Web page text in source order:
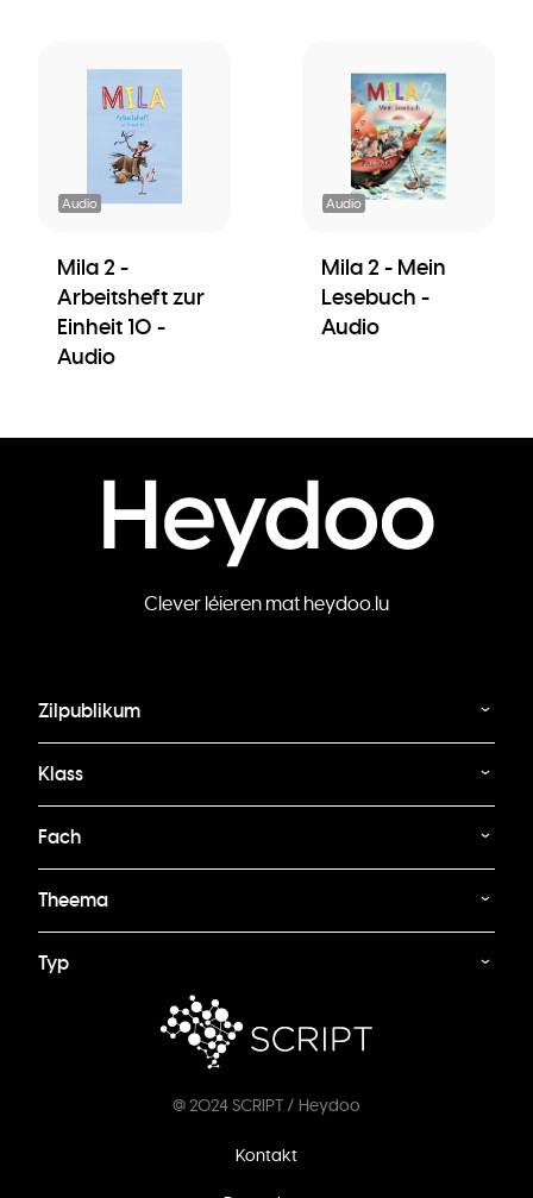
Audio
Mila 2 -
Arbeitsheft zur
Einheit 10 -
Audio
Audio
Mila 2 - Mein
Lesebuch -
Audio
Clever léieren mat heydoo.lu
Zilpublikum
Klass
Fach
Theema
Typ
@ 2024 SCRIPT / Heydoo
Kontakt